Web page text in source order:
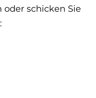
oder schicken Sie